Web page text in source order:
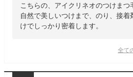
こちらの、アイクリネオのつけまつ
自然で美しいつけまで、のり、接
けでしっかり密着します。
全て